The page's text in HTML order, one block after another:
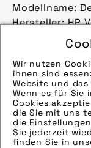
Wir nutzen
ihnen sind
Website und
Wenn es für Sie
Cookies
die Sie mit uns
die
Sie jederzeit
finden Sie in
Modellname:
Hersteller: HP
Hinweise zur
Modellname:
Hersteller: Hp
Bilder
Hinweise zur
Modellname:
Hersteller: HP